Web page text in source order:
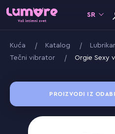
SR
Kuća Katalog
Tečni vibrator
Orgie Sexy
PROIZVODI IZ